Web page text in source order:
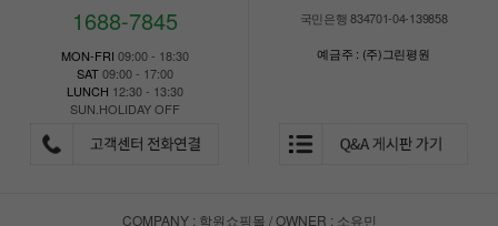
1688-7845
MON-FRI 09:00 - 18:30
SAT09:00 - 17:00
LUNCH 12:30 - 13:30
SUN.HOLIDAY OFF
국민은행 834701-04-139858
예금주 : (주)그린평원
COMPANY : 학원쇼핑몰 / OWNER : 소유민